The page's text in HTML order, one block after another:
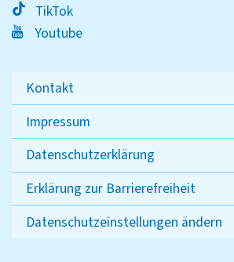
TikTok
Youtube
Kontakt
Impressum
Datenschutzerklärung
Erklärung zur Barrierefreiheit
Datenschutzeinstellungen ändern